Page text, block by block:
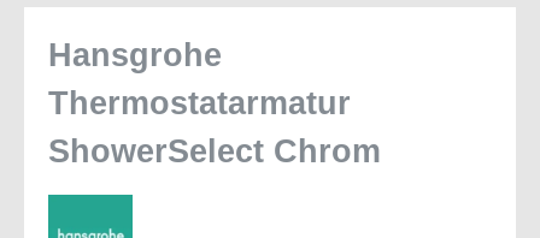
Hansgrohe
Thermostatarmatur
ShowerSelect Chrom